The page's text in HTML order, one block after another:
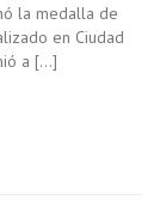
la medalla de
en Ciudad
a […]